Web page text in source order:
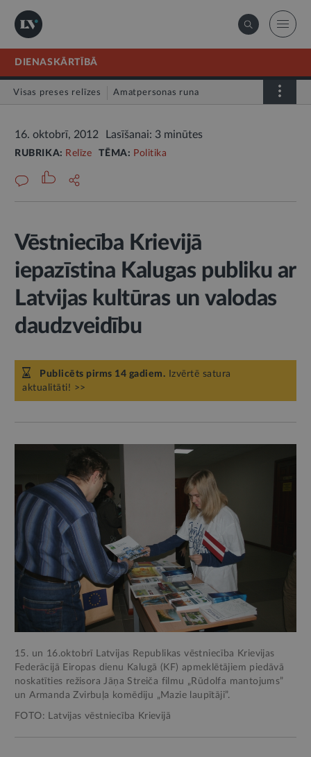
DIENASKĀRTĪBĀ
Visas preses relīzes Amatpersonas runa
16. oktobrī, 2012 Lasīšanai: 3 minūtes
RUBRIKA: Relīze TĒMA: Politika
Vēstniecība Krievijā
iepazīstina Kalugas publiku ar
Latvijas kultūras un valodas
daudzveidību
Publicēts pirms 14 gadiem. Izvērtē satura
aktualitāti! >>
15. un 16.oktobrī Latvijas Republikas vēstniecība Krievijas
Federācijā Eiropas dienu Kalugā (KF) apmeklētājiem piedāvā
noskatīties režisora Jāņa Streiča filmu „Rūdolfa mantojums”
un Armanda Zvirbuļa komēdiju „Mazie laupītāji”.
FOTO: Latvijas vēstniecība Krievijā